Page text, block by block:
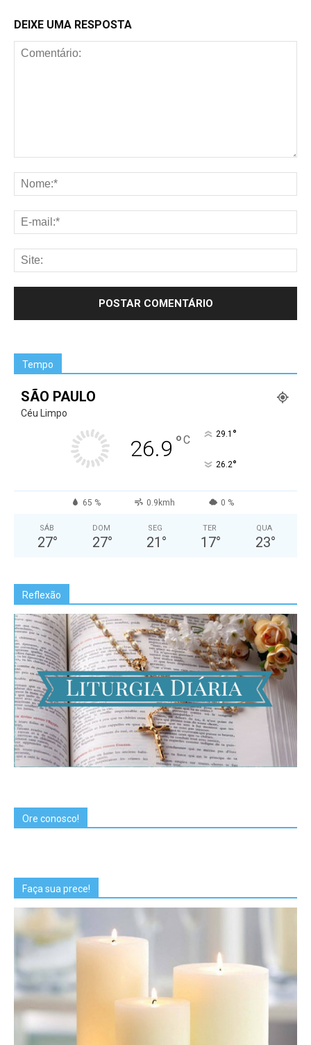
DEIXE UMA RESPOSTA
Tempo
SÃO PAULO
Céu Limpo
26.9 °C 29.1 °
26.2°
65 % 0.9kmh 0 %
SÁB
27°
DOM
27°
SEG
21 °
TER
17°
QUA
23°
Reflexão
Ore conosco!
Faça sua prece!